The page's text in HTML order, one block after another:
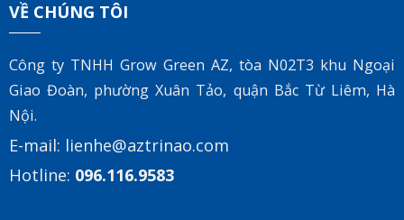
VỀ CHÚNG TÔI
Công ty TNHH Grow Green AZ, tòa N02T3 khu Ngoại
Giao Đoàn, phường Xuân Tảo, quận Bắc Từ Liêm, Hà
Nội.
E-mail: lienhe@aztrinao.com
Hotline: 096.116.9583